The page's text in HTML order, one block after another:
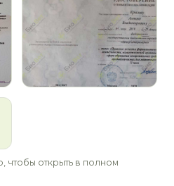
чтобы открыть в полном